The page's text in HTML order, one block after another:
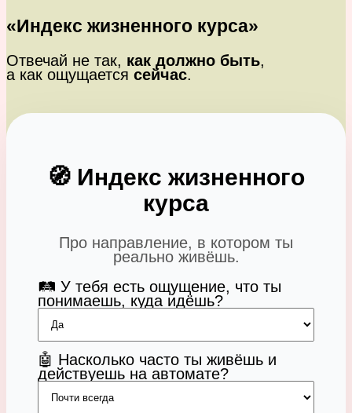
«Индекс жизненного курса»
Отвечай не так, как должно быть,
а как ощущается сейчас.
🧭 Индекс жизненного
курса
Про направление, в котором ты
реально живёшь.
🛤️ У тебя есть ощущение, что ты
понимаешь, куда идёшь?
🤖 Насколько часто ты живёшь и
действуешь на автомате?